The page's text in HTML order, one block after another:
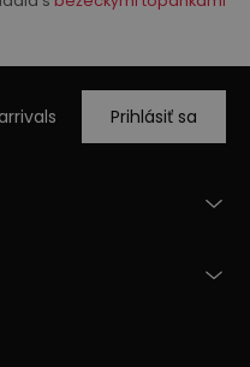
Prihlásiť sa